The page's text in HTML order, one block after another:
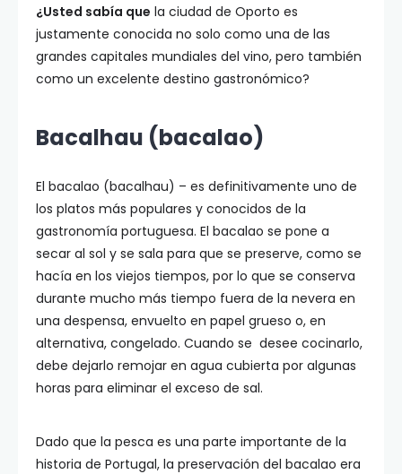
¿Usted sabía que la ciudad de Oporto es
justamente conocida no solo como una de las
grandes capitales mundiales del vino, pero también
como un excelente destino gastronómico?
Bacalhau (bacalao)
El bacalao (bacalhau) – es definitivamente uno de
los platos más populares y conocidos de la
gastronomía portuguesa. El bacalao se pone a
secar al sol y se sala para que se preserve, como se
hacía en los viejos tiempos, por lo que se conserva
durante mucho más tiempo fuera de la nevera en
una despensa, envuelto en papel grueso o, en
alternativa, congelado. Cuando se desee cocinarlo,
debe dejarlo remojar en agua cubierta por algunas
horas para eliminar el exceso de sal.
Dado que la pesca es una parte importante de la
historia de Portugal, la preservación del bacalao era